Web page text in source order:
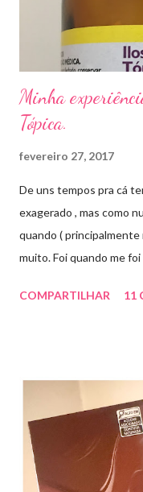
um agente antifúngico
Minha
Tópica.
fevereiro 27, 2017
De uns tempos pra cá
exagerado , mas como
quando (
muito. Foi quando me
uma consulta com o
aplico sobre a acne (
produto: ILOSONE
antibiótico de amplo
Streptomyces
com os ácidos. Forma
COMPARTILHAR 11